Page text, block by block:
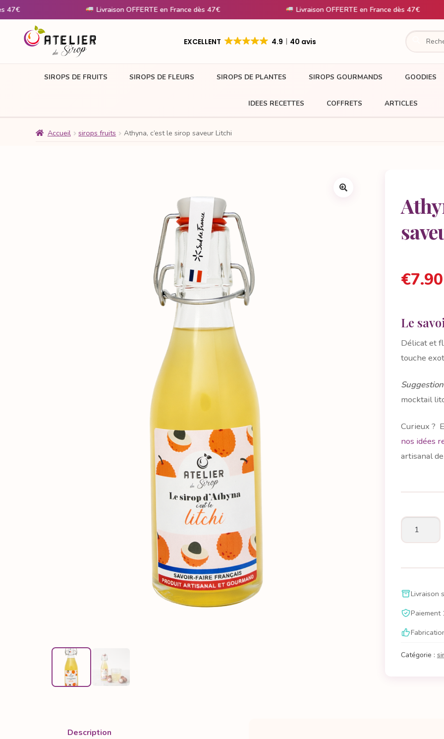
Livraison OFFERTE en France dès 47€ Livraison OFFERTE en France dès 47€
EXCELLENT 4.9 40 avis
SIROPS DE FRUITS SIROPS DE FLEURS SIROPS DE PLANTES SIROPS GOURMANDS GOODIES
IDEES RECETTES COFFRETS ARTICLES
Accueil sirops fruits Athyna, c’est le sirop saveur Litchi
€7.90
Le
Délicat et
touche
mocktail
Curieux ?
nos idées
artisanal
quantité
c'est
sirop
saveur
Livraison
Paiement
Catégorie :
Description